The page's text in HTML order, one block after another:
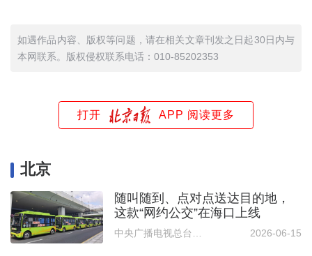
如遇作品内容、版权等问题，请在相关文章刊发之日起30日内与
本网联系。版权侵权联系电话：010-85202353
打开 APP 阅读更多
北京
随叫随到、点对点送达目的地，
这款“网约公交”在海口上线
2026-06-15